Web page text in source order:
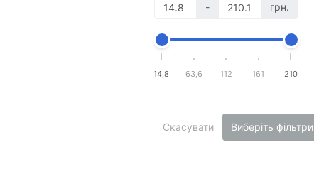
- грн.
14,8 63,6 112 161 210
Скасувати Виберіть фільтри